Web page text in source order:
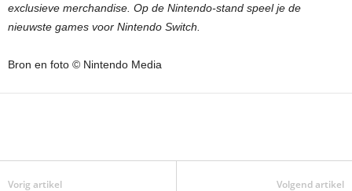
exclusieve merchandise. Op de Nintendo-stand speel je de
nieuwste games voor Nintendo Switch.
Bron en foto © Nintendo Media
Vorig artikel Volgend artikel